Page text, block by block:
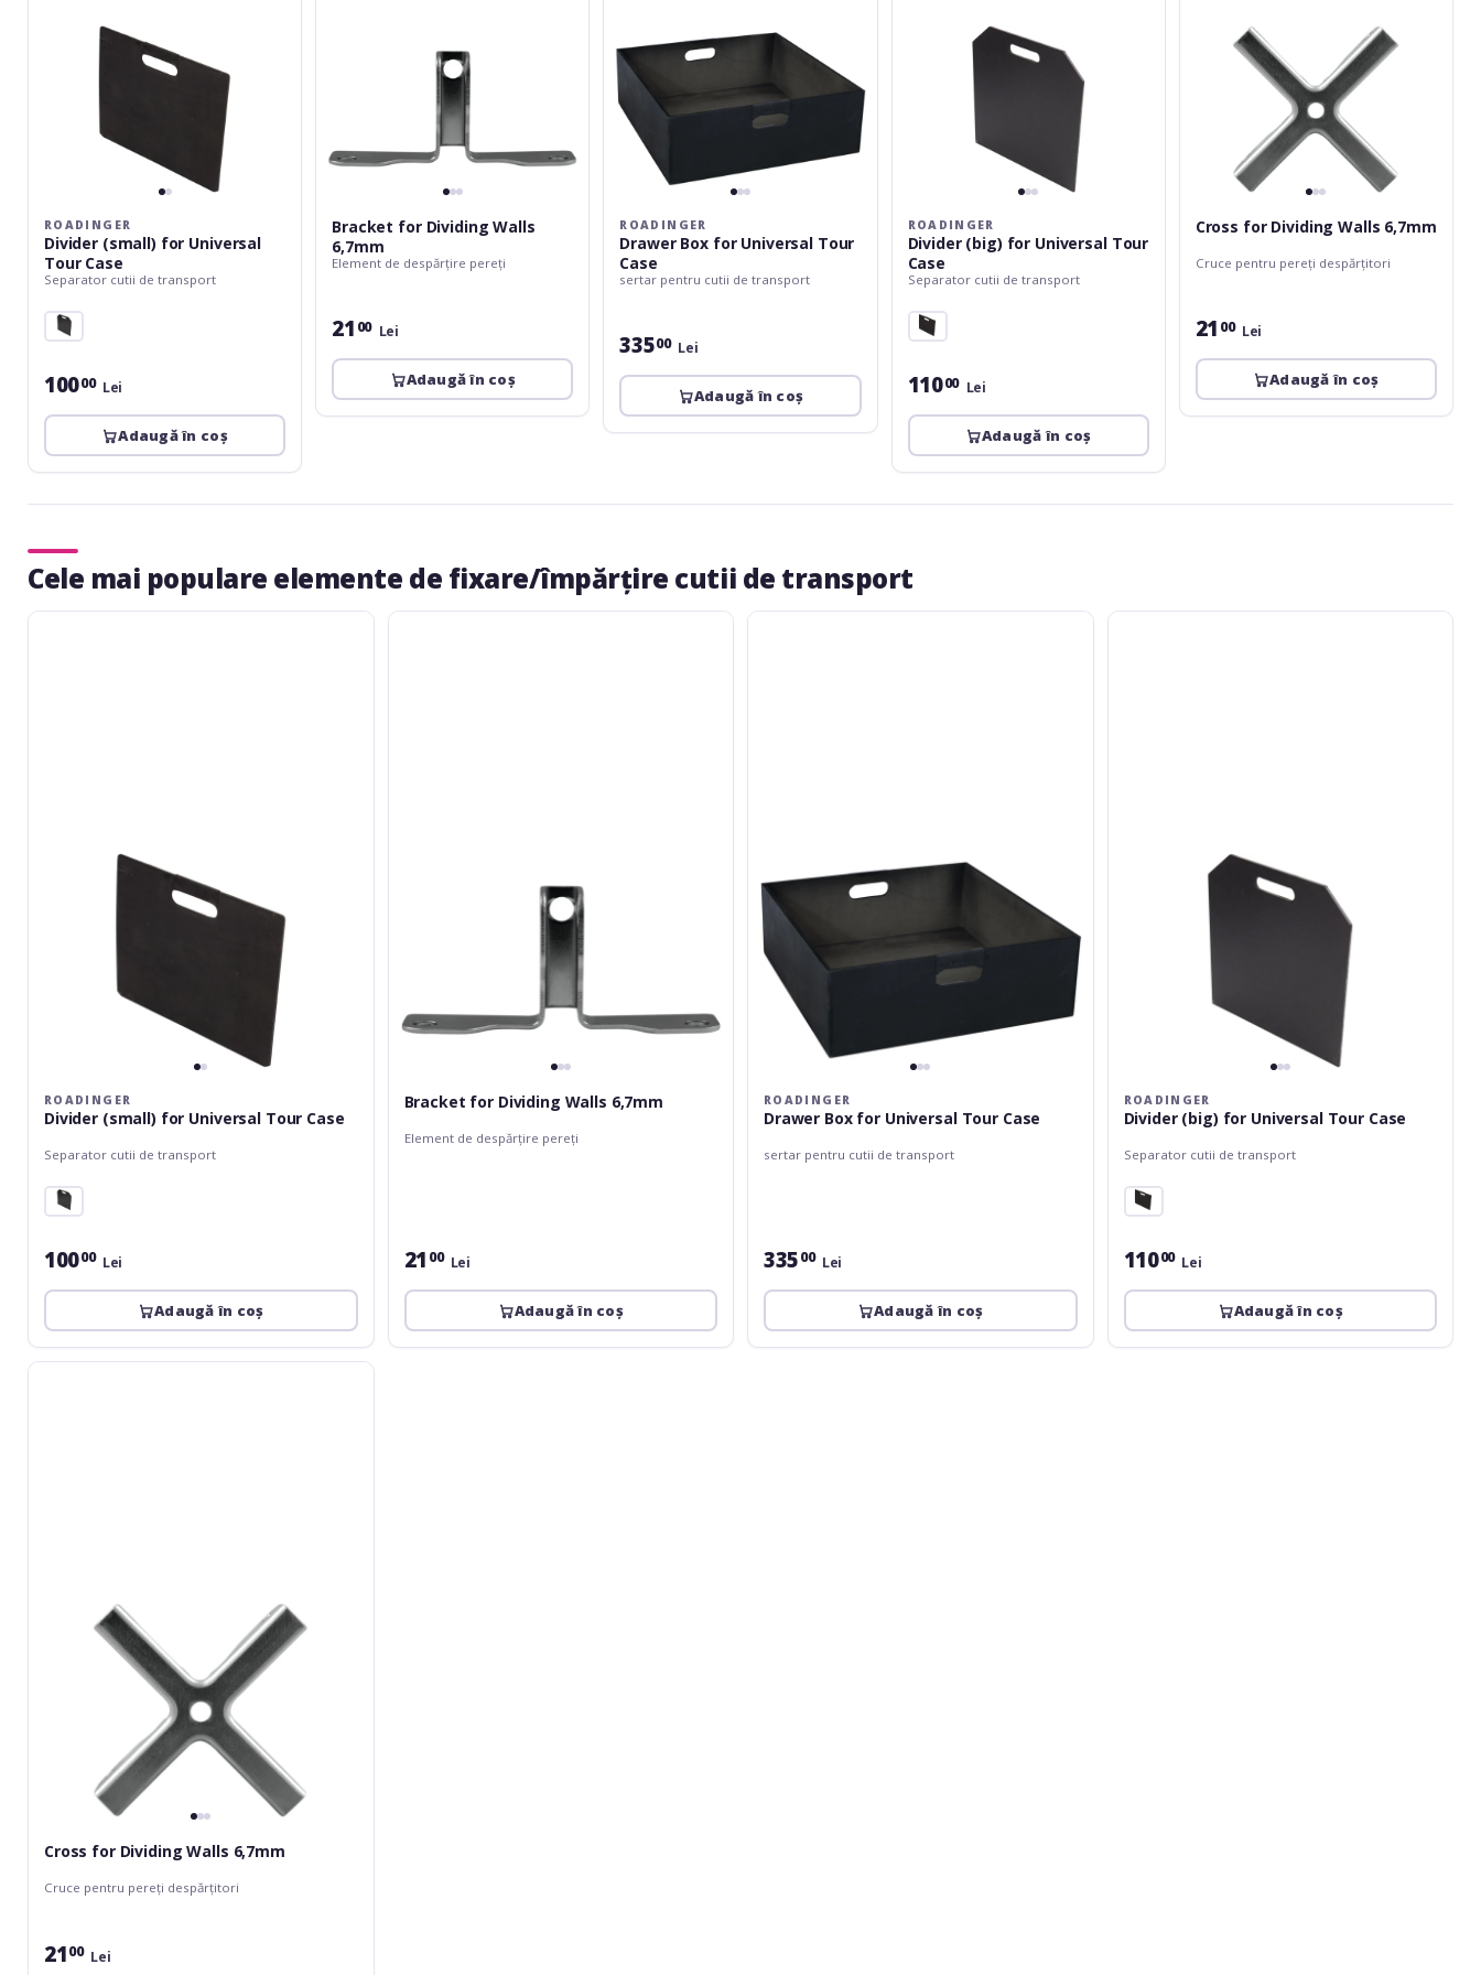
ROADINGER
Divider (small) for Universal
Tour Case
Separator cutii de transport
10000 Lei
Adaugă în coș
Bracket for Dividing Walls
6,7mm
Element de despărțire pereți
21 00 Lei
Adaugă în coș
ROADINGER
Drawer Box for Universal Tour
Case
sertar pentru cutii de transport
33500 Lei
Adaugă în coș
ROADINGER
Divider (big) for Universal Tour
Case
Separator cutii de transport
11000 Lei
Adaugă în coș
Cross for Dividing Walls 6,7mm
Cruce pentru pereți despărțitori
21 00 Lei
Adaugă în coș
Cele mai populare elemente de fixare/împărțire cutii de transport
Roadinger
ROADINGER
Divider (small) for Universal Tour Case
Separator cutii de transport
10000 Lei
Adaugă în coș
Bracket
Bracket for Dividing Walls 6,7mm
Element de despărțire pereți
21 00 Lei
Adaugă în coș
Roadinger
ROADINGER
Drawer Box for Universal Tour Case
sertar pentru cutii de transport
33500 Lei
Adaugă în coș
Roadinger
ROADINGER
Divider (big) for Universal Tour Case
Separator cutii de transport
11000 Lei
Adaugă în coș
Cross
Cross for Dividing Walls 6,7mm
Cruce pentru pereți despărțitori
2100 Lei